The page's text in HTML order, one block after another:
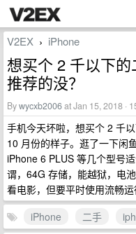
V2EX › iPhone
想买个 2 千以下
推荐的没？
Bywycxb2006at Jan 15, 2018 ·
手机今天坏啦，想买个 2 千
10 月份的样子。逛了一下闲
iPhone 6 PLUS 等几个型号
谓，64G 存储，能越狱，电
看电影，但要平时使用流畅运
iPhone
二手